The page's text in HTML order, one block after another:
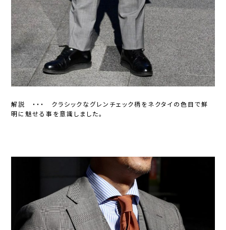
解説 ・・・ クラシックなグレンチェック柄をネクタイの色目で鮮
明に魅せる事を意識しました。